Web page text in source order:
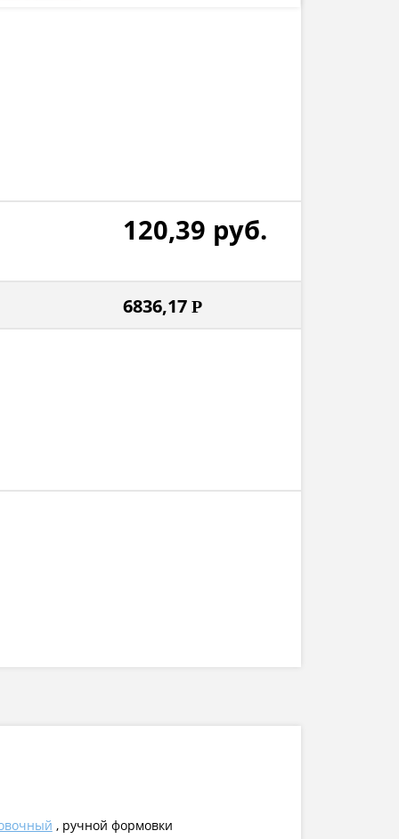
120,39 руб.
6836,17 Р
, ручной формовки